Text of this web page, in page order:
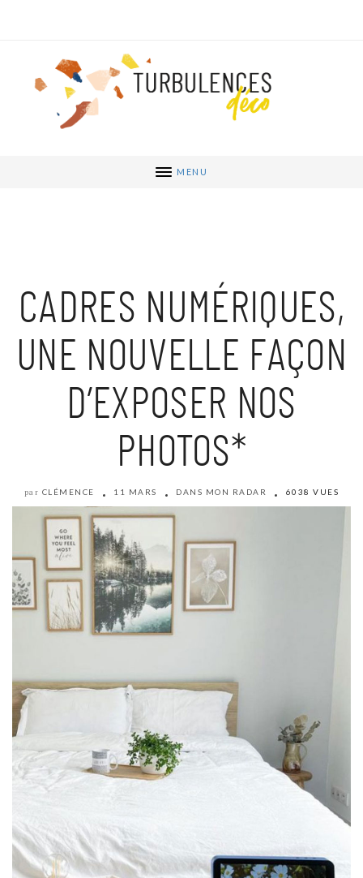
MENU
CADRES NUMÉRIQUES,
UNE NOUVELLE FAÇON
D’EXPOSER NOS
PHOTOS*
par CLÉMENCE 11 MARS DANS MON RADAR 6038 VUES